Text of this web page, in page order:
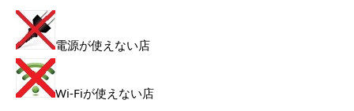
電源が使えない店
Wi-Fiが使えない店